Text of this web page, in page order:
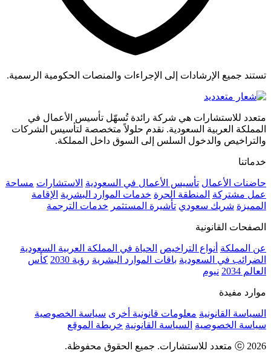
تستند جميع الإرشادات إلى الإجراءات والمنصات الحكومية الرسمية.
متعدد للاستشارات هي شركة رائدة تُسهّل تأسيس الأعمال في
المملكة العربية السعودية. نقدم حلولاً متخصصة لتأسيس الشركات
والتراخيص والدخول السلس إلى السوق داخل المملكة.
خدماتنا
حاضنات الأعمال تأسيس الأعمال في السعودية الاستشارات مساحة
عمل مشتركة المنطقة الحرة خدمات الموارد البشرية الإقامة
المميزة شريك سعودي تأشيرة المستثمر خدمات الترجمة
الصفحات القانونية
عن المملكة أنواع التراخيص الحياة في المملكة العربية السعودية
الضرائب في السعودية باقات الموارد البشرية رؤية 2030
كأس
العالم 2034
نيوم
موارد مفيدة
السياسة القانونية معلومات قانونية أخرى سياسة الخصوصية
سياسة الخصوصية السياسة القانونية خريطة الموقع
ⓒ 2026 متعدد للاستشارات. جميع الحقوق محفوظة.